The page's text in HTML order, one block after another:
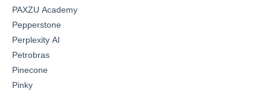
PAXZU Academy
Pepperstone
Perplexity AI
Petrobras
Pinecone
Pinky